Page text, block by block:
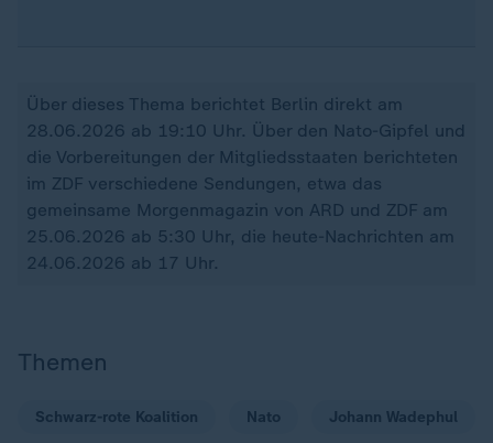
Über dieses Thema berichtet Berlin direkt am
28.06.2026 ab 19:10 Uhr. Über den Nato-Gipfel und
die Vorbereitungen der Mitgliedsstaaten berichteten
im ZDF verschiedene Sendungen, etwa das
gemeinsame Morgenmagazin von ARD und ZDF am
25.06.2026 ab 5:30 Uhr, die heute-Nachrichten am
24.06.2026 ab 17 Uhr.
Themen
Schwarz-rote Koalition Nato Johann Wadephul